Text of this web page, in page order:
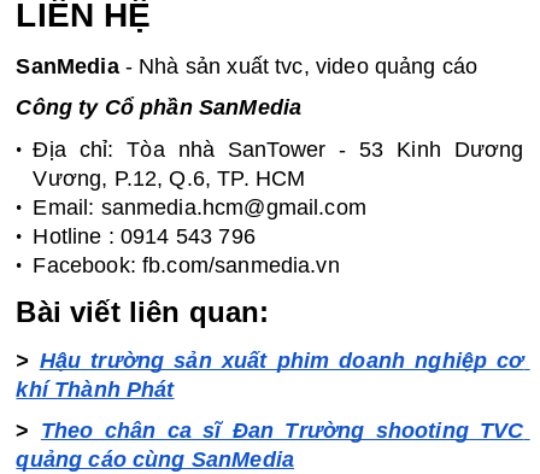
LIÊN HỆ
SanMedia - Nhà sản xuất tvc, video quảng cáo
Công ty Cổ phần SanMedia
Địa chỉ: Tòa nhà SanTower - 53 Kinh Dương
Vương, P.12, Q.6, TP. HCM
Email: sanmedia.hcm@gmail.com
Hotline : 0914 543 796
Facebook: fb.com/sanmedia.vn
Bài viết liên quan:
> Hậu trường sản xuất phim doanh nghiệp cơ
khí Thành Phát
> Theo chân ca sĩ Đan Trường shooting TVC
quảng cáo cùng SanMedia